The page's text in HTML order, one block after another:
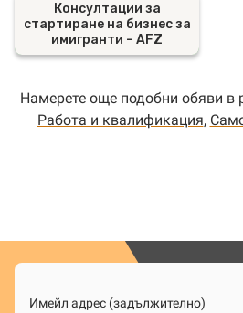
Консултации за
стартиране на бизнес за
имигранти – AFZ
Намерете още подобни обяви в
Работа и квалификация,
Имейл адрес (задължително)